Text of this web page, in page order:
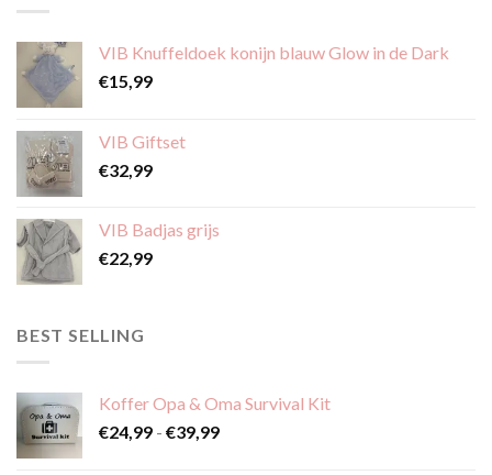
VIB Knuffeldoek konijn blauw Glow in de Dark
€15,99
VIB Giftset
€32,99
VIB Badjas grijs
€22,99
BEST SELLING
Koffer Opa & Oma Survival Kit
€24,99 - €39,99Prijsklasse: